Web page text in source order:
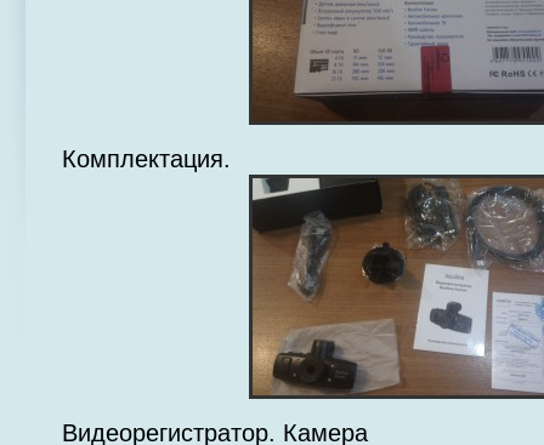
Комплектация.
Видеорегистратор. Камера